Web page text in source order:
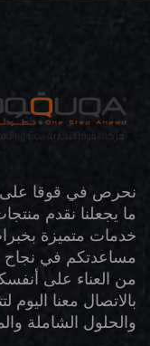
نحرص في قوقا على
ما يجعلنا نقدم
خدمات متميزة
مساعدتكم في نجاح
من العناء على
بالاتصال معنا
والحلول الشاملة